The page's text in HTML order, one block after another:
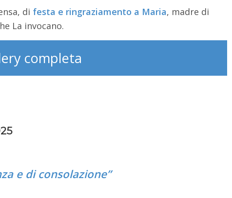
di festa e ringraziamento a Maria, madre di
La invocano.
completa
e di consolazione”